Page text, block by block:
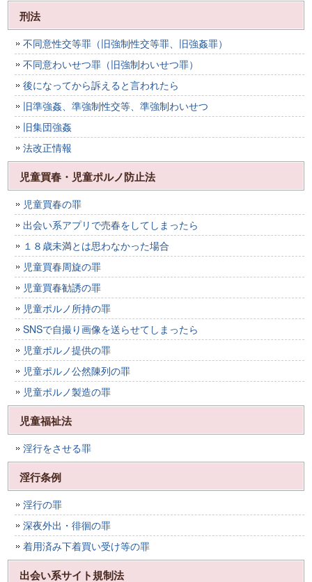
刑法
不同意性交等罪（旧強制性交等罪、旧強姦罪）
不同意わいせつ罪（旧強制わいせつ罪）
後になってから訴えると言われたら
旧準強姦、準強制性交等、準強制わいせつ
旧集団強姦
法改正情報
児童買春・児童ポルノ防止法
児童買春の罪
出会い系アプリで売春をしてしまったら
１８歳未満とは思わなかった場合
児童買春周旋の罪
児童買春勧誘の罪
児童ポルノ所持の罪
SNSで自撮り画像を送らせてしまったら
児童ポルノ提供の罪
児童ポルノ公然陳列の罪
児童ポルノ製造の罪
児童福祉法
淫行をさせる罪
淫行条例
淫行の罪
深夜外出・徘徊の罪
着用済み下着買い受け等の罪
出会い系サイト規制法